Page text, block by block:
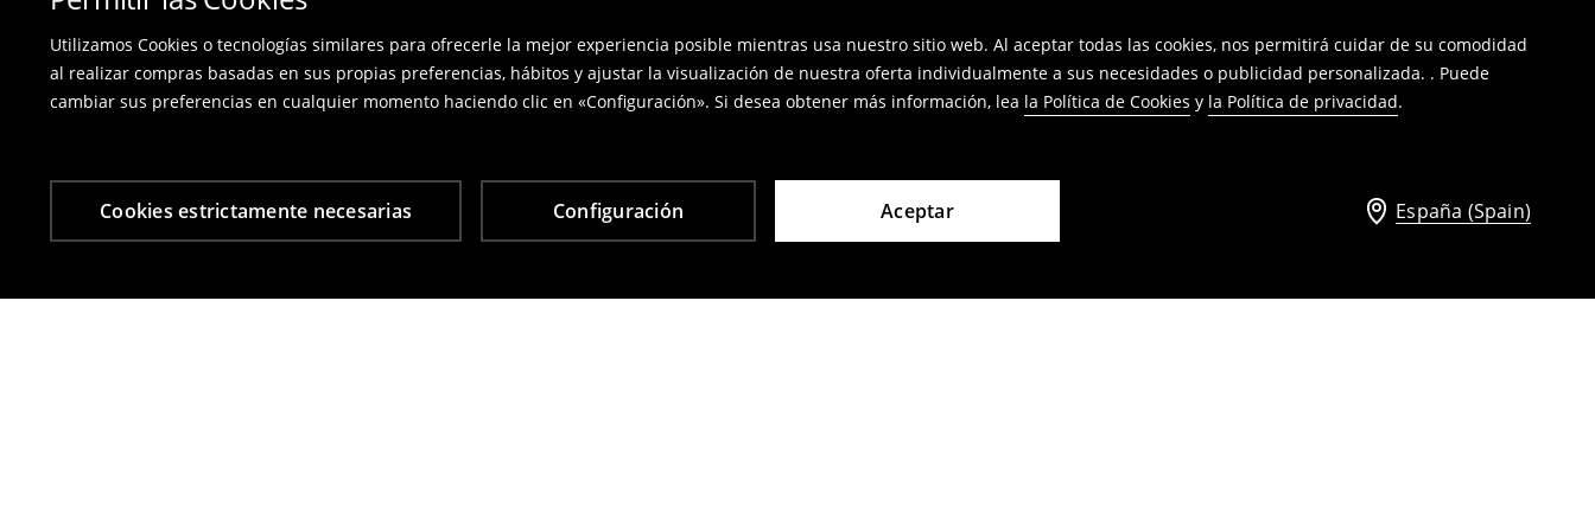
Utilizamos Cookies o tecnologías similares para ofrecerle la mejor experiencia posible mientras usa nuestro sitio web. Al aceptar todas las cookies, nos permitirá cuidar de su comodidad
al realizar compras basadas en sus propias preferencias, hábitos y ajustar la visualización de nuestra oferta individualmente a sus necesidades o publicidad personalizada. . Puede
cambiar sus preferencias en cualquier momento haciendo clic en «Configuración». Si desea obtener más información, lea la Política de Cookies y la Política de privacidad.
Cookies estrictamente necesarias Configuración Aceptar España (Spain)